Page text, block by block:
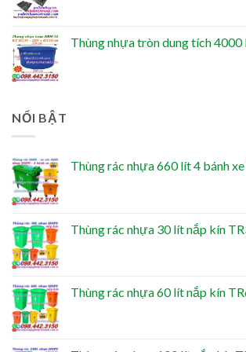
Thùng nhựa tròn dung tích 4000
NỔI BẬT
Thùng rác nhựa 660 lít 4 bánh
Thùng rác nhựa 30 lít nắp kín
Thùng rác nhựa 60 lít nắp kín